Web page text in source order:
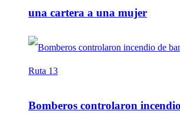
una cartera a una mujer
Bomberos controlaron